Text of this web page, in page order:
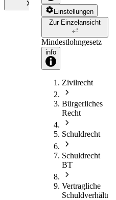
Einstellungen
Zur Einzelansicht
Mindestlohngesetz
info
Zivilrecht
Bürgerliches
Recht
Schuldrecht
Schuldrecht
BT
Vertragliche